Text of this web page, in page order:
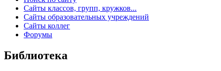
Сайты классов, групп, кружков...
Сайты образовательных учреждений
Сайты коллег
Форумы
Библиотека